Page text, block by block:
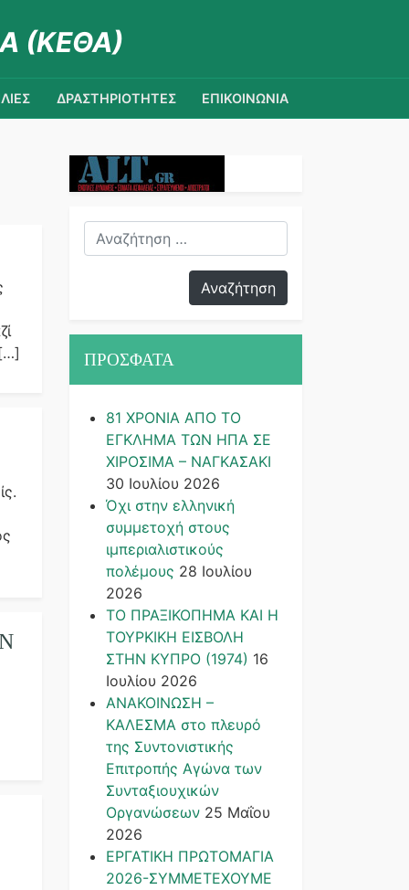
(ΚΕΘΑ)
ΔΡΑΣΤΗΡΙΟΤΗΤΕΣ ΕΠΙΚΟΙΝΩΝΙΑ
ΠΡΟΣΦΑΤΑ
81 ΧΡΟΝΙΑ ΑΠΟ ΤΟ
ΕΓΚΛΗΜΑ ΤΩΝ ΗΠΑ ΣΕ
ΧΙΡΟΣΙΜΑ – ΝΑΓΚΑΣΑΚΙ
30 Ιουλίου 2026
Όχι στην ελληνική
συμμετοχή στους
ιμπεριαλιστικούς
πολέμους 28 Ιουλίου
2026
ΤΟ ΠΡΑΞΙΚΟΠΗΜΑ ΚΑΙ H
ΤΟΥΡΚΙΚΗ ΕΙΣΒΟΛΗ
ΣΤΗΝ ΚΥΠΡΟ (1974) 16
Ιουλίου 2026
ΑΝΑΚΟΙΝΩΣΗ –
ΚΑΛΕΣΜΑ στο πλευρό
της Συντονιστικής
Επιτροπής Αγώνα των
Συνταξιουχικών
Οργανώσεων 25 Μαΐου
2026
ΕΡΓΑΤΙΚΗ ΠΡΩΤΟΜΑΓΙΑ
2026-ΣΥΜΜΕΤΕΧΟΥΜΕ